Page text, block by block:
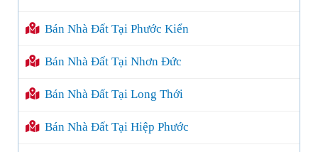
Bán Nhà Đất Tại Phước Kiển
Bán Nhà Đất Tại Nhơn Đức
Bán Nhà Đất Tại Long Thới
Bán Nhà Đất Tại Hiệp Phước